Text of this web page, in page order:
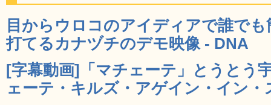
目からウロコのアイディアで誰で
打てるカナヅチのデモ映像 - DNA
[字幕動画]「マチェーテ」とうとう
ェーテ・キルズ・アゲイン・イン